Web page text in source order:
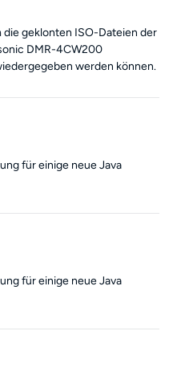
die geklonten ISO-Dateien der
DMR-4CW200
werden können.
für einige neue Java
für einige neue Java